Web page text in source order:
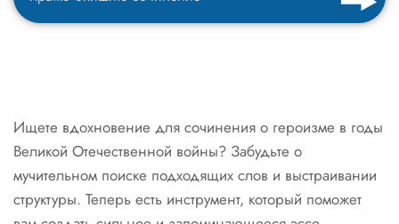
Ищете вдохновение для сочинения о героизме в годы
Великой Отечественной войны? Забудьте о
мучительном поиске подходящих слов и выстраивании
структуры. Теперь есть инструмент, который поможет